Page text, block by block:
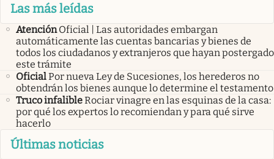
Las más leídas
Atención Oficial | Las autoridades embargan
automáticamente las cuentas bancarias y bienes de
todos los ciudadanos y extranjeros que hayan postergado
este trámite
OficialPor nueva Ley de Sucesiones, los herederos no
obtendrán los bienes aunque lo determine el testamento
Truco infalibleRociar vinagre en las esquinas de la casa:
por qué los expertos lo recomiendan y para qué sirve
hacerlo
Últimas noticias